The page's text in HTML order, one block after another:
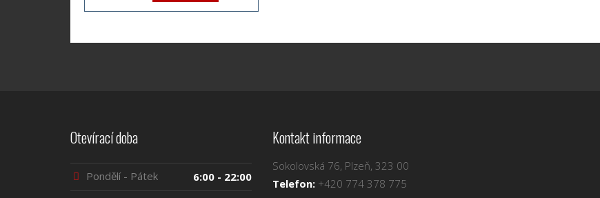
Otevírací doba
Pondělí - Pátek
6:00 - 22:00
Kontakt informace
Sokolovská 76, Plzeň, 323 00
Telefon: +420 774 378 775